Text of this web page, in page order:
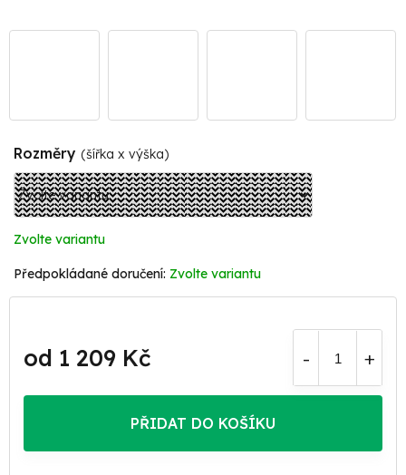
Rozměry (šířka x výška)
Zvolte variantu
Zvolte variantu
od 1 209 Kč
cena:
PŘIDAT DO KOŠÍKU